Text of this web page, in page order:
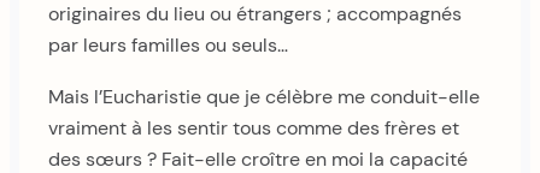
originaires du lieu ou étrangers ; accompagnés
par leurs familles ou seuls…
Mais l’Eucharistie que je célèbre me conduit-elle
vraiment à les sentir tous comme des frères et
des sœurs ? Fait-elle croître en moi la capacité